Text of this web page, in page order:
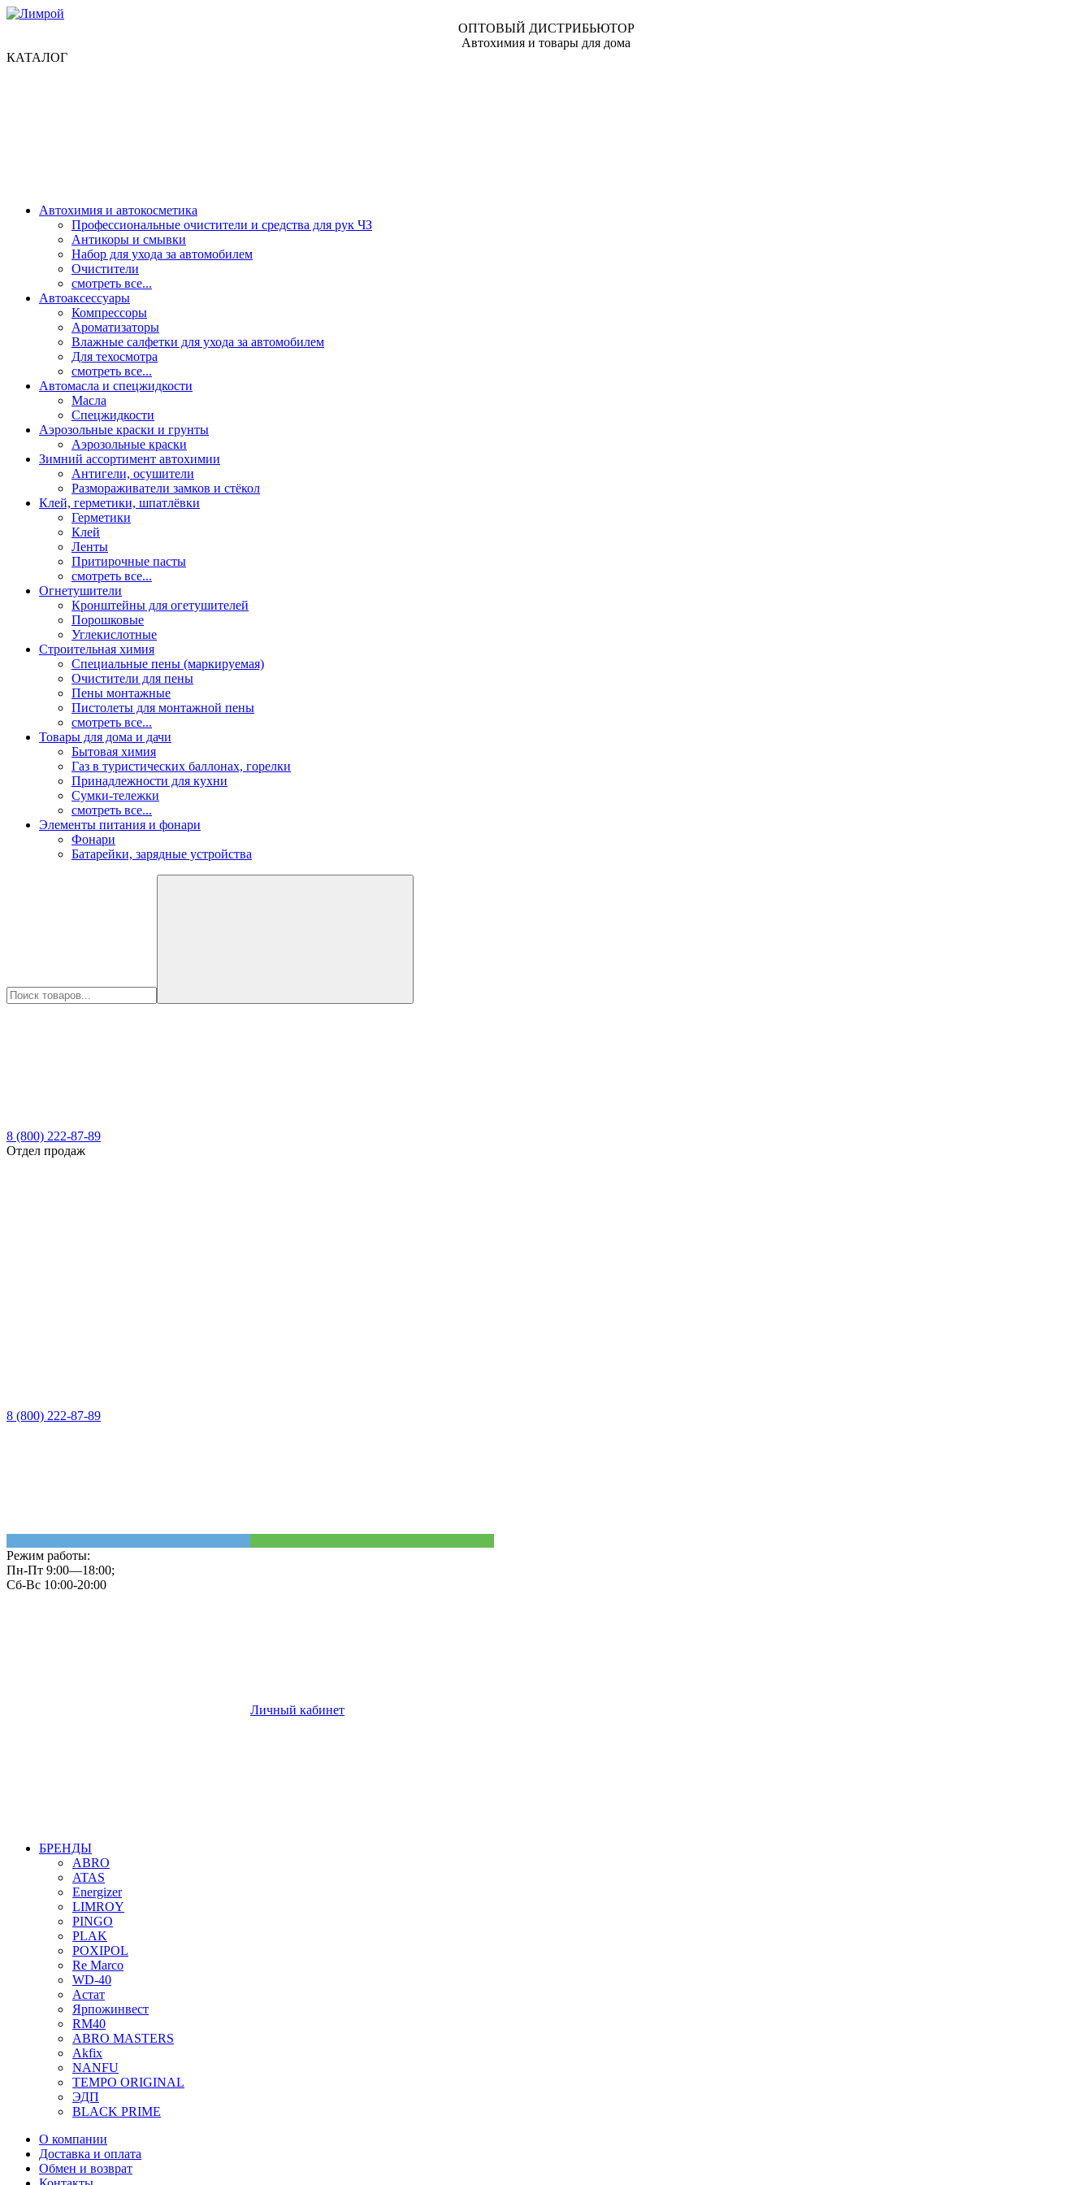
ОПТОВЫЙ ДИСТРИБЬЮТОР
Автохимия и товары для дома
КАТАЛОГ
Автохимия и автокосметика
Профессиональные очистители и средства для рук ЧЗ
Антикоры и смывки
Набор для ухода за автомобилем
Очистители
смотреть все...
Автоаксессуары
Компрессоры
Ароматизаторы
Влажные салфетки для ухода за автомобилем
Для техосмотра
смотреть все...
Автомасла и спецжидкости
Масла
Спецжидкости
Аэрозольные краски и грунты
Аэрозольные краски
Зимний ассортимент автохимии
Антигели, осушители
Размораживатели замков и стёкол
Клей, герметики, шпатлёвки
Герметики
Клей
Ленты
Притирочные пасты
смотреть все...
Огнетушители
Кронштейны для огетушителей
Порошковые
Углекислотные
Строительная химия
Специальные пены (маркируемая)
Очистители для пены
Пены монтажные
Пистолеты для монтажной пены
смотреть все...
Товары для дома и дачи
Бытовая химия
Газ в туристических баллонах, горелки
Принадлежности для кухни
Сумки-тележки
смотреть все...
Элементы питания и фонари
Фонари
Батарейки, зарядные устройства
8 (800) 222-87-89
Отдел продаж
8 (800) 222-87-89
Режим работы:
Пн-Пт 9:00—18:00;
Сб-Вс 10:00-20:00
Личный кабинет
БРЕНДЫ
ABRO
ATAS
Energizer
LIMROY
PINGO
PLAK
POXIPOL
Re Marco
WD-40
Астат
Ярпожинвест
RM40
ABRO MASTERS
Akfix
NANFU
TEMPO ORIGINAL
ЭДП
BLACK PRIME
О компании
Доставка и оплата
Обмен и возврат